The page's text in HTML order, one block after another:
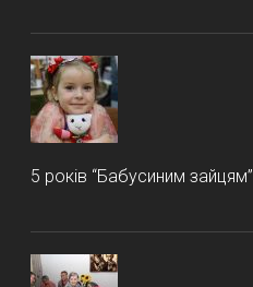
5 років “Бабусиним зайцям”